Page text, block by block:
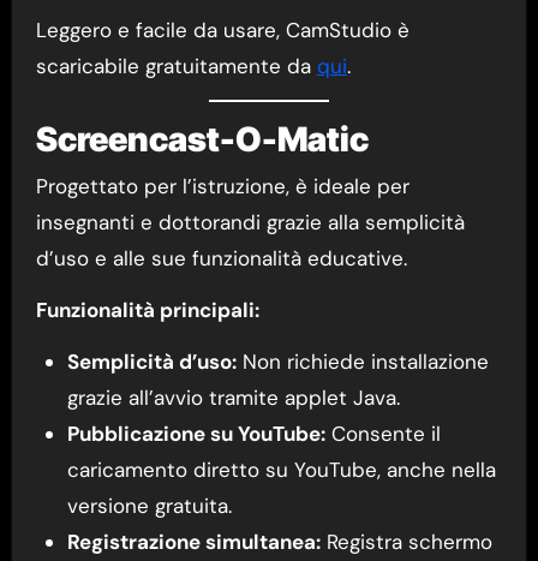
Leggero e facile da usare, CamStudio è
scaricabile gratuitamente da qui.
Screencast-O-Matic
Progettato per l’istruzione, è ideale per
insegnanti e dottorandi grazie alla semplicità
d’uso e alle sue funzionalità educative.
Funzionalità principali:
Semplicità d’uso:Non richiede installazione
grazie all’avvio tramite applet Java.
Pubblicazione su YouTube:Consente il
caricamento diretto su YouTube, anche nella
versione gratuita.
Registrazione simultanea:Registra schermo